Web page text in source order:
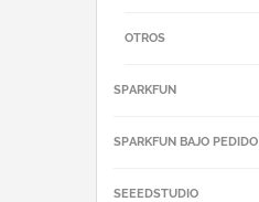
OTROS
SPARKFUN
SPARKFUN BAJO PEDIDO
SEEEDSTUDIO